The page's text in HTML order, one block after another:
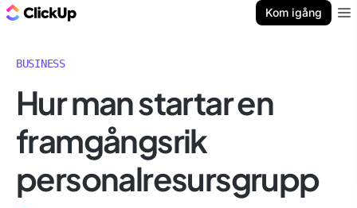
Kom igång
BUSINESS
Hur man startar en
framgångsrik
personalresursgrupp